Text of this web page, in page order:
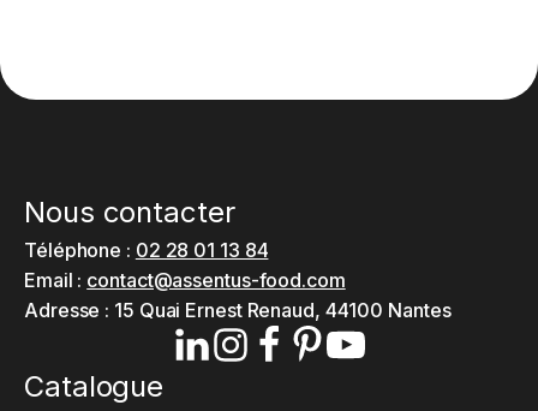
Nous contacter
Téléphone : 02 28 01 13 84
Email : contact@assentus-food.com
Adresse : 15 Quai Ernest Renaud, 44100 Nantes
Catalogue